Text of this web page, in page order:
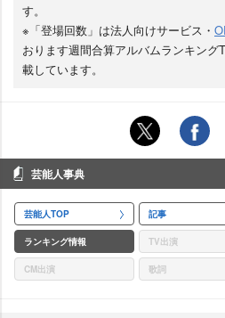
す。
※「登場回数」は法人向けサービス・
おります週間合算アルバムランキング
載しています。
芸能人事典
芸能人TOP 記事
ランキング情報 TV出演
CM出演 歌詞